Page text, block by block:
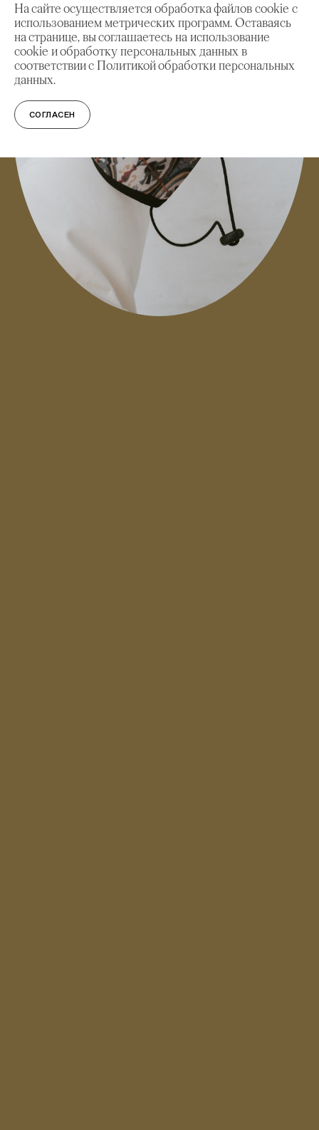
На сайте осуществляется обработка файлов cookie с
использованием метрических программ. Оставаясь
на странице, вы соглашаетесь на использование
cookie и обработку персональных данных в
соответствии с Политикой обработки персональных
данных.
СОГЛАСЕН